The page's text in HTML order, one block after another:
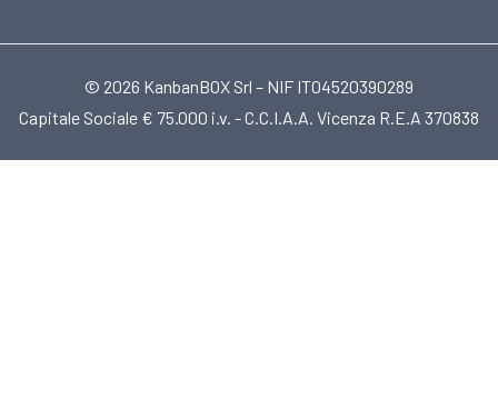
© 2026 KanbanBOX Srl – NIF IT04520390289
Capitale Sociale € 75.000 i.v. - C.C.I.A.A. Vicenza R.E.A 370838